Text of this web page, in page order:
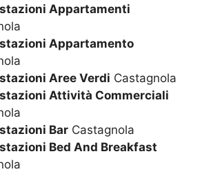
Appartamenti
Appartamento
Aree Verdi Castagnola
Attività Commerciali
Bar Castagnola
Bed And Breakfast